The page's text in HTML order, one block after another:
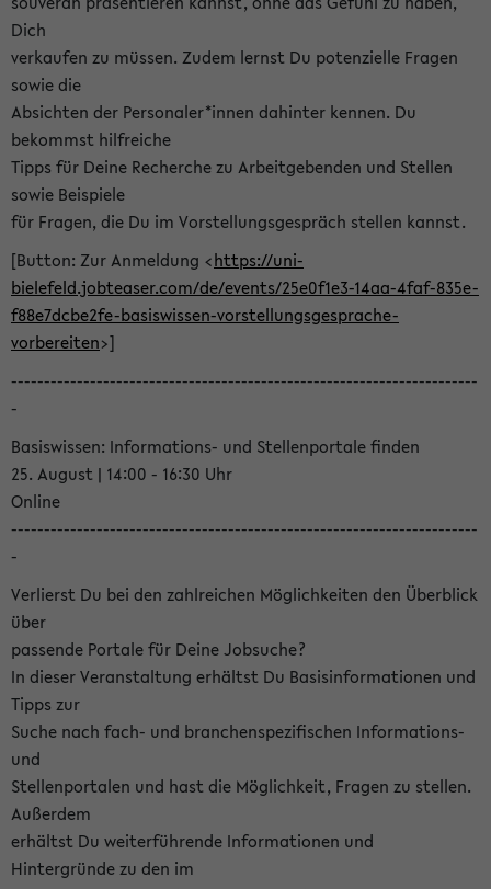
Dich
verkaufen zu müssen. Zudem lernst Du potenzielle Fragen
sowie die
Absichten der Personaler*innen dahinter kennen. Du
bekommst hilfreiche
Tipps für Deine Recherche zu Arbeitgebenden und Stellen
sowie Beispiele
für Fragen, die Du im Vorstellungsgespräch stellen kannst.
[Button: Zur Anmeldung <https://uni-
bielefeld.jobteaser.com/de/events/25e0f1e3-14aa-4faf-835e-
f88e7dcbe2fe-basiswissen-vorstellungsgesprache-
vorbereiten>]
-----------------------------------------------------------------------
-
Basiswissen: Informations- und Stellenportale finden
25. August | 14:00 - 16:30 Uhr
Online
-----------------------------------------------------------------------
-
Verlierst Du bei den zahlreichen Möglichkeiten den Überblick
über
passende Portale für Deine Jobsuche?
In dieser Veranstaltung erhältst Du Basisinformationen und
Tipps zur
Suche nach fach- und branchenspezifischen Informations-
und
Stellenportalen und hast die Möglichkeit, Fragen zu stellen.
Außerdem
erhältst Du weiterführende Informationen und
Hintergründe zu den im